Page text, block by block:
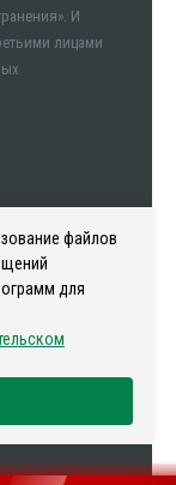
И
лицами
файлов
для